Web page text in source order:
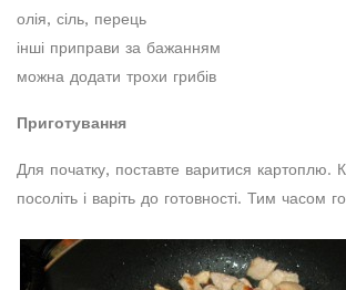
олія, сіль, перець
інші приправи за бажанням
можна додати трохи грибів
Приготування
Для початку, поставте варитися картоплю.
посоліть і варіть до готовності. Тим часом